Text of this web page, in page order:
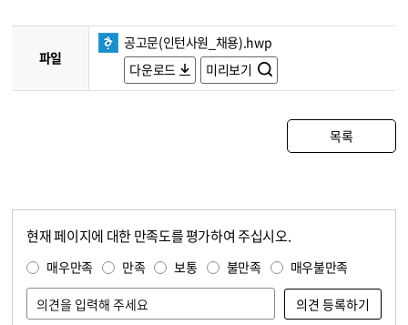
파일
공고문(인턴사원_채용).hwp
다운로드
미리보기
목록
현재 페이지에 대한 만족도를 평가하여 주십시오.
매우만족 만족 보통 불만족 매우불만족